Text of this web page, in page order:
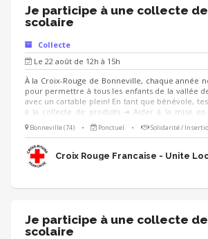
Je participe à une collecte
scolaire
Collecte
Le 22 août de 12h à 15h
À la Croix-Rouge de Bonneville, chaque année
pour permettre à tous les enfants de la vallée
avec un cartable plein! En tant que bénévole,
à la collecte de produits ➔ Aider à la mise
l’organisation de l’évènement ➔ Aider au
collectés Tu aimes le contact et aimes travailler
Bonneville (74) • Ponctuel • Solidarité /
Croix Rouge Francaise - Unite
Je participe à une collecte
scolaire